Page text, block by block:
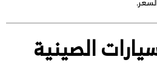
الصينية